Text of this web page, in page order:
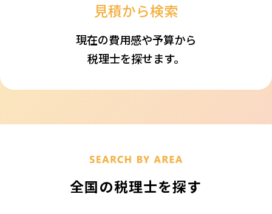
見積から検索
現在の費用感や予算から
税理士を探せます。
全国の税理士を探す